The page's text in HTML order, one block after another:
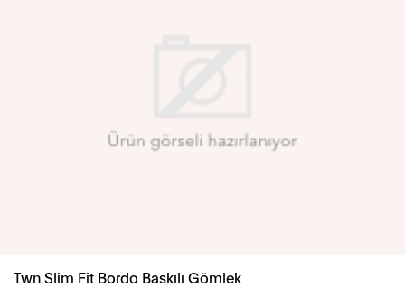
Twn Slim Fit Bordo Baskılı Gömlek